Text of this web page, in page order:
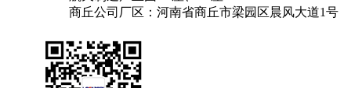
商丘公司厂区：河南省商丘市梁园区晨风大道1号